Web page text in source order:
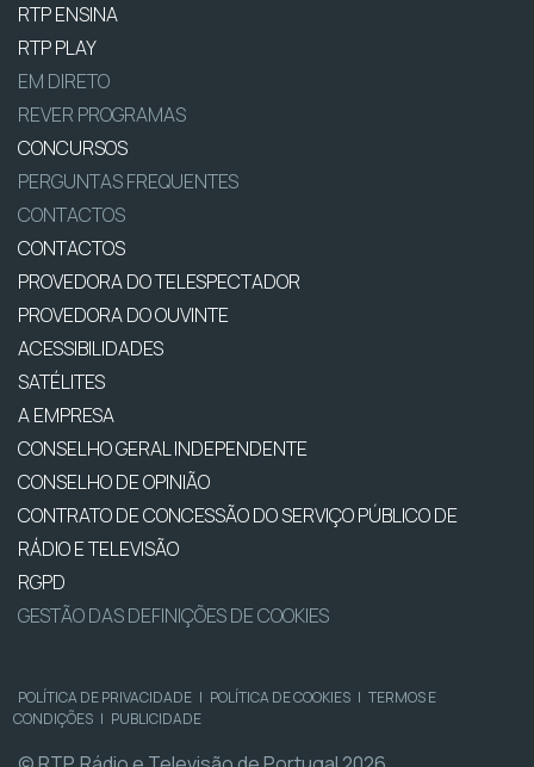
RTP ENSINA
RTP PLAY
EM DIRETO
REVER PROGRAMAS
CONCURSOS
PERGUNTAS FREQUENTES
CONTACTOS
CONTACTOS
PROVEDORA DO TELESPECTADOR
PROVEDORA DO OUVINTE
ACESSIBILIDADES
SATÉLITES
A EMPRESA
CONSELHO GERAL INDEPENDENTE
CONSELHO DE OPINIÃO
CONTRATO DE CONCESSÃO DO SERVIÇO PÚBLICO DE
RÁDIO E TELEVISÃO
RGPD
GESTÃO DAS DEFINIÇÕES DE COOKIES
POLÍTICA DE PRIVACIDADE | POLÍTICA DE COOKIES | TERMOS E
CONDIÇÕES | PUBLICIDADE